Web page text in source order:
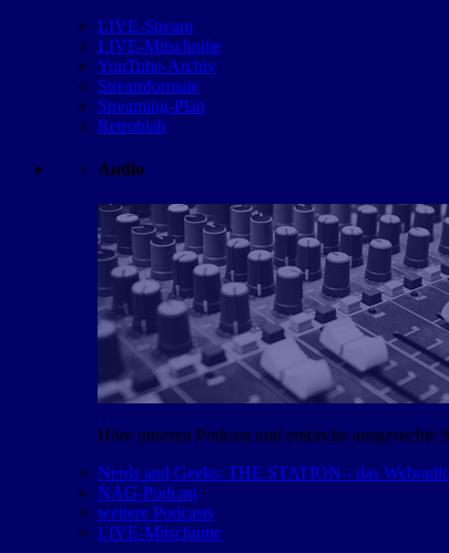
LIVE-Stream
LIVE-Mitschnitte
YouTube-Archiv
Streamformate
Streaming-Plan
Retroblah
Audio
Höre unseren Podcast und entdecke ausgesuchte
Nerds and Geeks: THE STATION - das
NAG-Podcast
weitere Podcasts
LIVE-Mitschnitte